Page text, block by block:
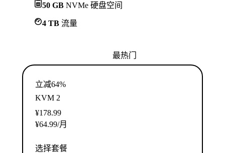
50 GB NVMe 硬盘空间
4 TB 流量
最热门
立减64%
KVM 2
¥178.99
¥64.99/月
选择套餐